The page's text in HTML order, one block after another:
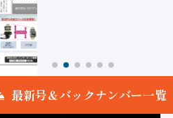
最新号＆バックナンバー一覧